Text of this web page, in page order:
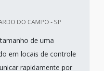
DO CAMPO - SP
de uma
em locais de controle
rapidamente por